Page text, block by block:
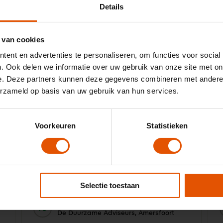
Details
cookies
en advertenties te personaliseren, om functies voor social
Ook delen we informatie over uw gebruik van onze site met
Deze partners kunnen deze gegevens combineren met
op basis van uw gebruik van hun services.
Voorkeuren Statistieken
Selectie toestaan
"Met de Duurzame Adviseurs hebben wij
drie jaar geleden actief ingezet op een
100% elektrisch wagenpark. Onze
behoeften. Een goede partner die snel kan
dat hebben we gevonden in LeaseLinq.
Met de persoonlijke en snelle service zorgt
LeaseLinq voor passende adviezen. Dat
scheelt ons veel tijd en daarmee ook
10 Door:
De Duurzame Adviseurs, Amersfoort